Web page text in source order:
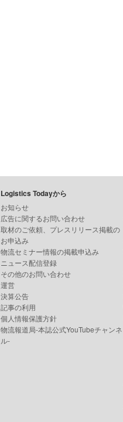
Logistics Todayから
お知らせ
広告に関するお問い合わせ
取材のご依頼、プレスリリース掲載の
お申込み
物流セミナー情報の掲載申込み
ニュース配信登録
その他のお問い合わせ
運営
決算公告
記事の利用
個人情報保護方針
物流報道局-本誌公式YouTubeチャンネ
ル-